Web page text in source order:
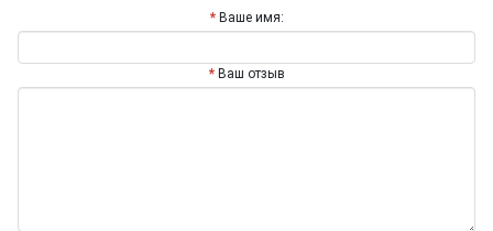
Ваше имя:
Ваш отзыв